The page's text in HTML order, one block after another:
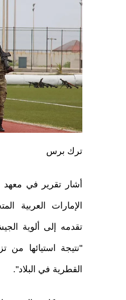
ترك برس
أشار تقرير في
الإمارات العربية
تقدمه إلى ألوية
"نتيجة استيائها من
القطرية في البلاد".